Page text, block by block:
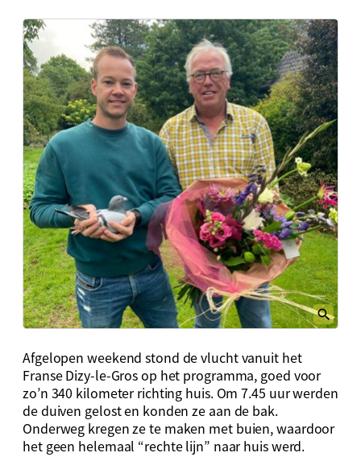
Afgelopen weekend stond de vlucht vanuit het
Franse Dizy-le-Gros op het programma, goed voor
zo’n 340 kilometer richting huis. Om 7.45 uur werden
de duiven gelost en konden ze aan de bak.
Onderweg kregen ze te maken met buien, waardoor
het geen helemaal “rechte lijn” naar huis werd.